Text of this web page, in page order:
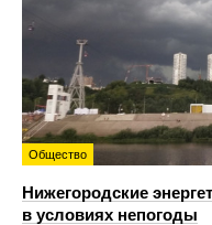
Общество
Нижегородские
в условиях непогоды